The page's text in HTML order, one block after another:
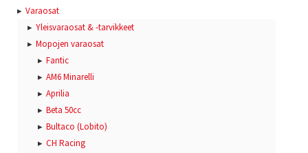
Varaosat
Yleisvaraosat & -tarvikkeet
Mopojen varaosat
Fantic
AM6 Minarelli
Aprilia
Beta 50cc
Bultaco (Lobito)
CH Racing